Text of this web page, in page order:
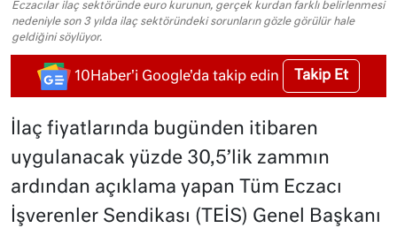
Eczacılar ilaç sektöründe euro kurunun, gerçek kurdan farklı belirlenmesi
nedeniyle son 3 yılda ilaç sektöründeki sorunların gözle görülür hale
geldiğini söylüyor.
10Haber'i Google'da takip edin Takip Et
İlaç fiyatlarında bugünden itibaren
uygulanacak yüzde 30,5’lik zammın
ardından açıklama yapan Tüm Eczacı
İşverenler Sendikası (TEİS) Genel Başkanı